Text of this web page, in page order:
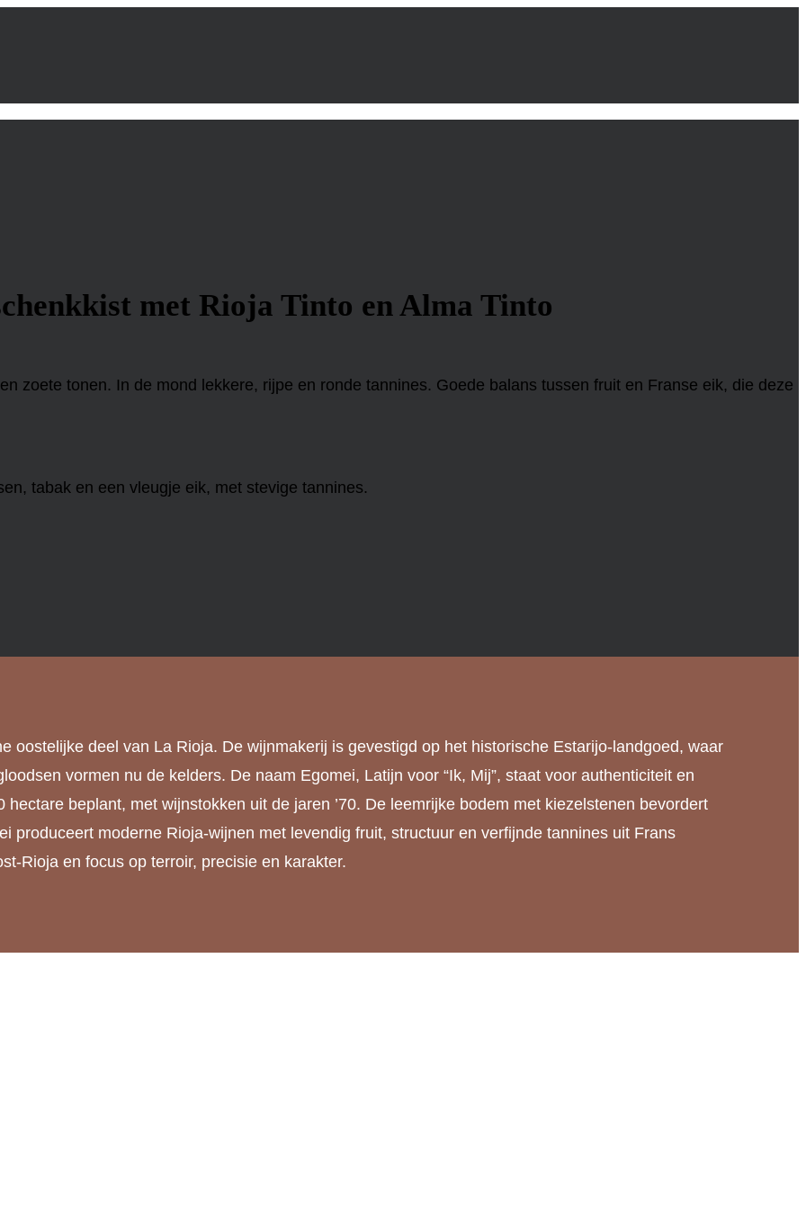
met Rioja Tinto en Alma Tinto
zoete tonen. In de mond lekkere, rijpe en ronde tannines. Goede balans tussen fruit en Franse eik, die deze
tabak en een vleugje eik, met stevige tannines.
oostelijke deel van La Rioja. De wijnmakerij is gevestigd op het historische Estarijo-landgoed, waar
vormen nu de kelders. De naam Egomei, Latijn voor “Ik, Mij”, staat voor authenticiteit en
beplant, met wijnstokken uit de jaren ’70. De leemrijke bodem met kiezelstenen bevordert
produceert moderne Rioja-wijnen met levendig fruit, structuur en verfijnde tannines uit Frans
Rioja en focus op terroir, precisie en karakter.